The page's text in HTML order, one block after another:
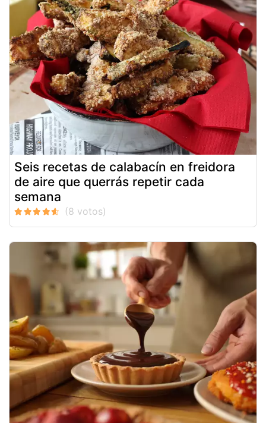
Seis recetas de calabacín en freidora
de aire que querrás repetir cada
semana